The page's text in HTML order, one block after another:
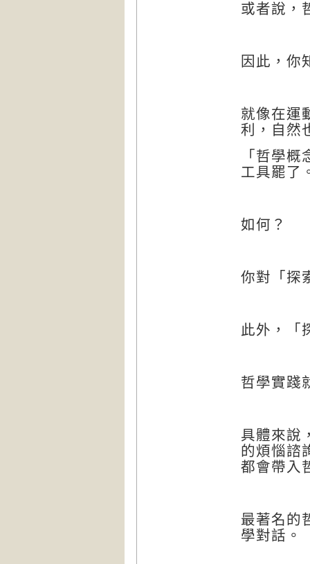
或者說，
因此，你
就像在運
利，自然
「哲學
工具罷了
如何？
你對「探
此外，「
哲學實踐
具體來說
的煩惱諮
都會帶入
最著名的
學對話。